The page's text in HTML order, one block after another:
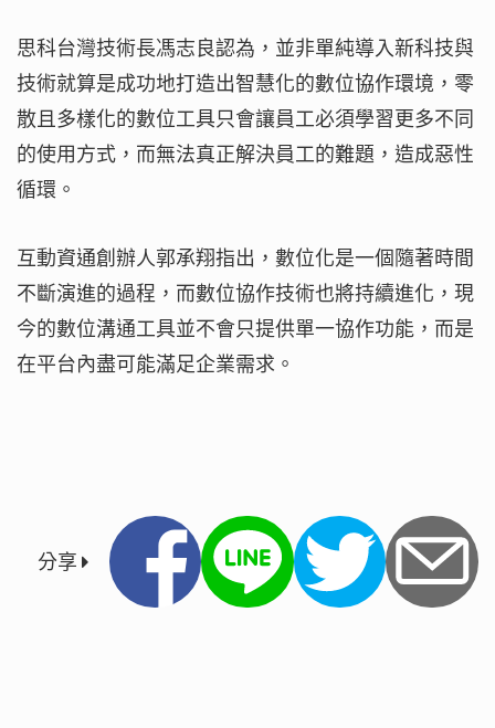
思科台灣技術長馮志良認為，並非單純導入新科技與
技術就算是成功地打造出智慧化的數位協作環境，零
散且多樣化的數位工具只會讓員工必須學習更多不同
的使用方式，而無法真正解決員工的難題，造成惡性
循環。
互動資通創辦人郭承翔指出，數位化是一個隨著時間
不斷演進的過程，而數位協作技術也將持續進化，現
今的數位溝通工具並不會只提供單一協作功能，而是
在平台內盡可能滿足企業需求。
分享